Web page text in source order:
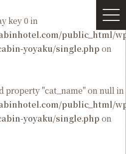
key 0 in
public_html/
yoyaku/single.php on
property "cat_name" on null in
public_html/
yoyaku/single.php on